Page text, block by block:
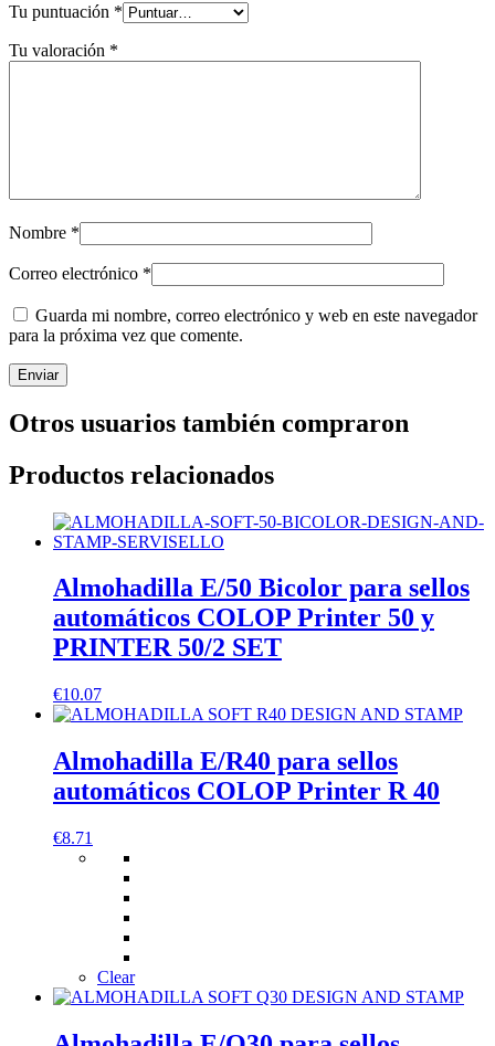
Tu puntuación *
Tu valoración *
Nombre *
Correo electrónico *
Guarda mi nombre, correo electrónico y web en este navegador
para la próxima vez que comente.
Otros usuarios también compraron
Productos relacionados
Almohadilla E/50 Bicolor para sellos
automáticos COLOP Printer 50 y
PRINTER 50/2 SET
€10.07
Almohadilla E/R40 para sellos
automáticos COLOP Printer R 40
€8.71
Clear